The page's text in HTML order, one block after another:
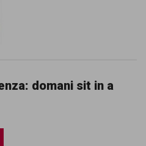
domani sit in a